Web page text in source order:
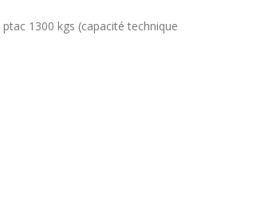
1300 kgs (capacité technique